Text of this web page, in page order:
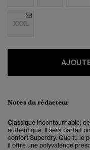
XXXL
Notes du rédacteur
Classique incontournable,
authentique. Il sera parfait
confort Superdry. Que tu le
il offre une polyvalence